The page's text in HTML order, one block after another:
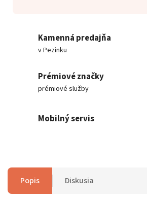
Kamenná predajňa
v Pezinku
Prémiové značky
prémiové služby
Mobilný servis
Popis Diskusia